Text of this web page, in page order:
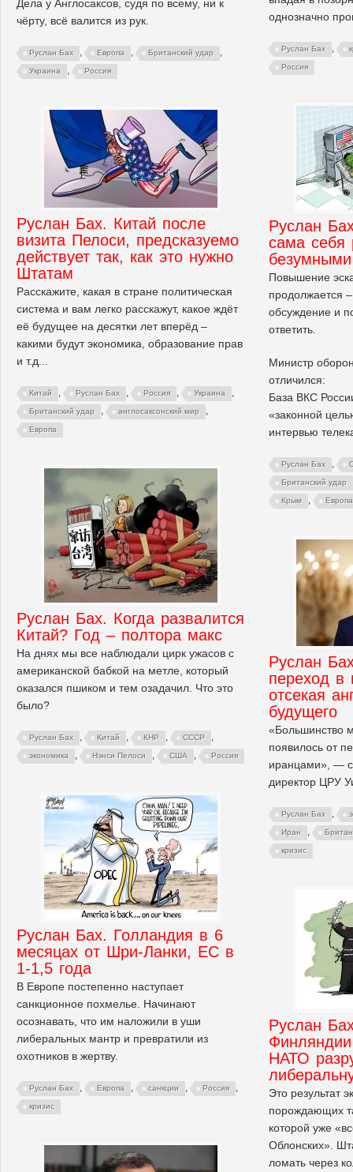
однозначно
Руслан Бах ,
Россия
Дела у Англосаксов, судя по всему, ни к
чёрту, всё валится из рук.
Руслан Бах , Европа , Британский удар ,
Украина , Россия
Руслан
сама себя
Повышение
продолжается
обсуждение и
ответить.
Министр
отличился:
База ВКС
«законной
интервью
Руслан Бах ,
Британский удар
Крым , Европа
Руслан Бах. Китай после
визита Пелоси, предсказуемо
действует так, как это нужно
Штатам
Расскажите, какая в стране политическая
система и вам легко расскажут, какое ждёт
её будущее на десятки лет вперёд –
какими будут экономика, образование прав
и т.д...
Китай , Руслан Бах , Россия , Украина ,
Британский удар , англосаксонский мир ,
Европа
Руслан Бах. Когда развалится
Китай? Год – полтора макс
На днях мы все наблюдали цирк ужасов с
американской бабкой на метле, который
оказался пшиком и тем озадачил. Что это
было?
Руслан Бах , Китай , КНР , СССР ,
экономика , Нэнси Пелоси , США , Россия
Руслан
переход в
отсекая
будущего
«Большинство
появилось от
иранцами», —
директор ЦРУ
Руслан Бах ,
Иран ,
кризис
Руслан Бах. Голландия в 6
месяцах от Шри-Ланки, ЕС в
1-1,5 года
В Европе постепенно наступает
санкционное похмелье. Начинают
осознавать, что им наложили в уши
либеральных мантр и превратили из
охотников в жертву.
Руслан Бах , Европа , санкции , Россия ,
кризис
Руслан
НАТО
Это результат
порождающих
которой уже
Облонских».
ломать через